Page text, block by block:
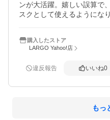
ンが大活躍。嬉しい誤算で
スクとして使えるようにな
購入したストア
LARGO Yahoo!店
違反報告 いいね0
もっ